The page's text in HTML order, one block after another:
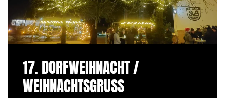
17. DORFWEIHNACHT /
WEIHNACHTSGRUSS